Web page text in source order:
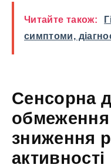
Читайте також:
симптоми,
Сенсорна
зниження
активності